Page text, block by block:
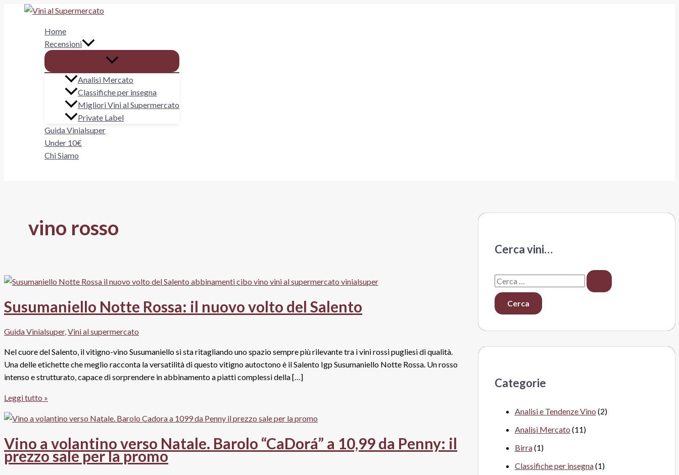
Home
Recensioni
Analisi Mercato
Classifiche per insegna
Migliori Vini al Supermercato
Private Label
Guida Vinialsuper
Under 10€
Chi Siamo
vino rosso
Susumaniello Notte Rossa: il nuovo volto del Salento
Guida Vinialsuper,Vini al supermercato
Nel cuore del Salento, il vitigno-vino Susumaniello si sta ritagliando uno spazio sempre più rilevante tra i vini rossi pugliesi di qualità.
Una delle etichette che meglio racconta la versatilità di questo vitigno autoctono è il Salento Igp Susumaniello Notte Rossa. Un rosso
intenso e strutturato, capace di sorprendere in abbinamento a piatti complessi della […]
Susumaniello
Notte
Rossa:
nuovo
volto
Leggi tutto »
Vino a volantino verso Natale. Barolo “CaDorá” a 10,99 da Penny: il
prezzo sale per la promo
Cerca vini…
C
e
r
Categorie
Analisi e Tendenze Vino (2)
Analisi Mercato (11)
Birra(1)
Classifiche per insegna(1)